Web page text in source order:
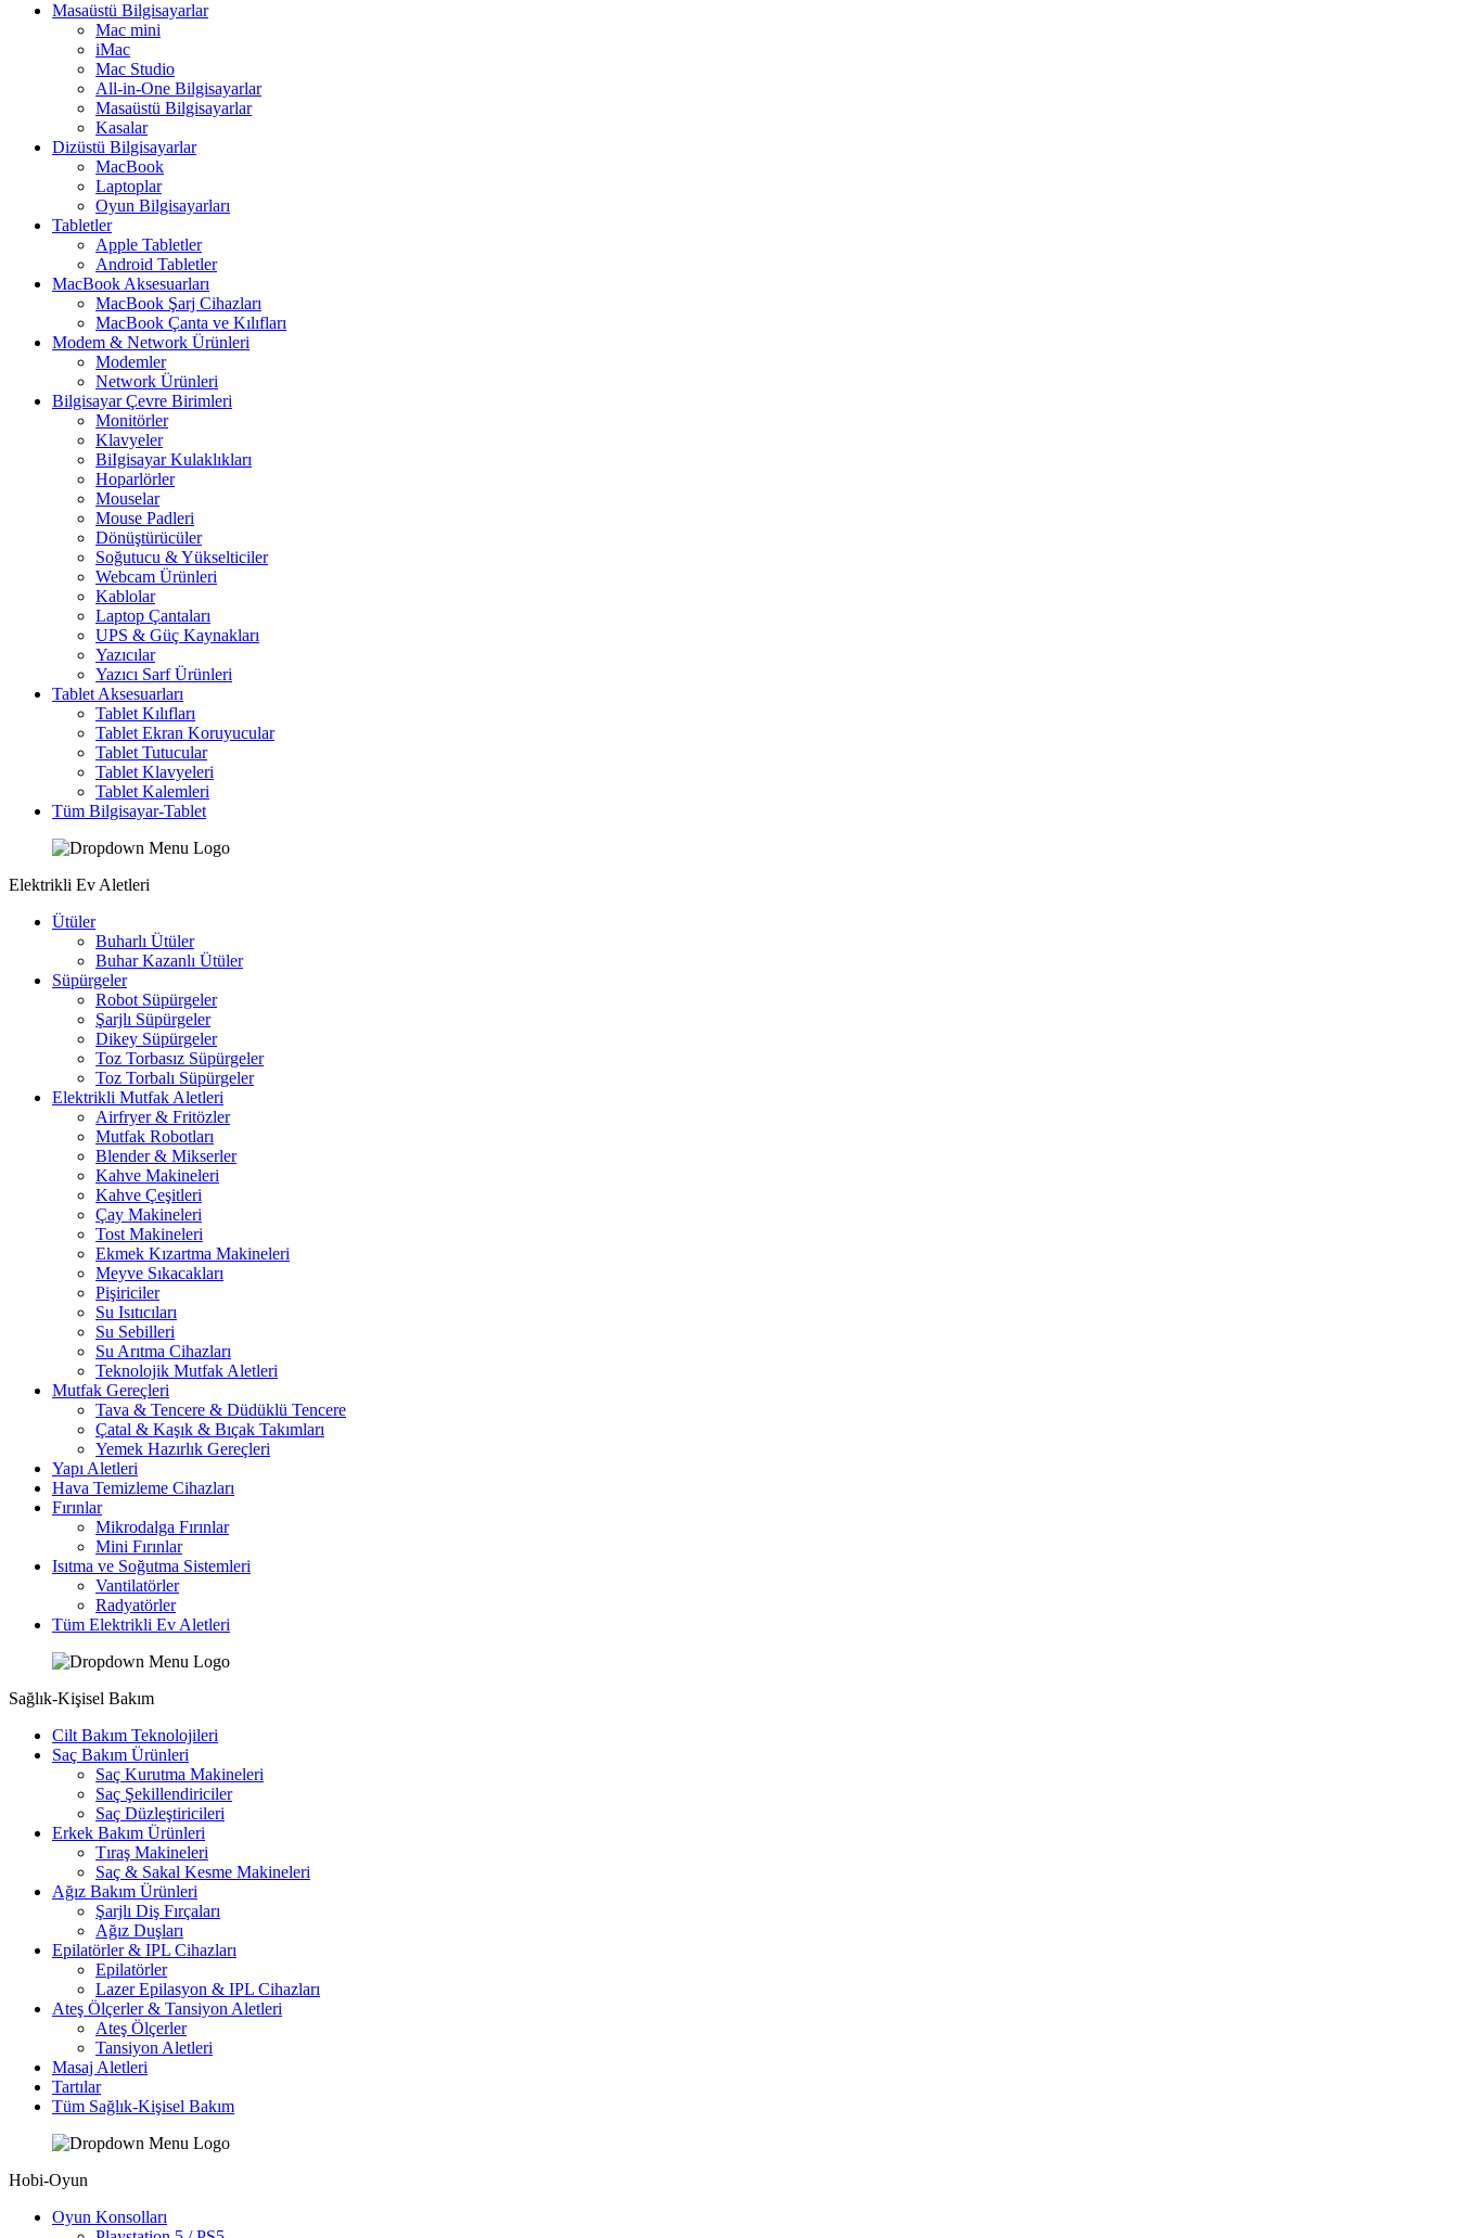
Masaüstü Bilgisayarlar
Mac mini
iMac
Mac Studio
All-in-One Bilgisayarlar
Masaüstü Bilgisayarlar
Kasalar
Dizüstü Bilgisayarlar
MacBook
Laptoplar
Oyun Bilgisayarları
Tabletler
Apple Tabletler
Android Tabletler
MacBook Aksesuarları
MacBook Şarj Cihazları
MacBook Çanta ve Kılıfları
Modem & Network Ürünleri
Modemler
Network Ürünleri
Bilgisayar Çevre Birimleri
Monitörler
Klavyeler
BiIgisayar Kulaklıkları
Hoparlörler
Mouselar
Mouse Padleri
Dönüştürücüler
Soğutucu & Yükselticiler
Webcam Ürünleri
Kablolar
Laptop Çantaları
UPS & Güç Kaynakları
Yazıcılar
Yazıcı Sarf Ürünleri
Tablet Aksesuarları
Tablet Kılıfları
Tablet Ekran Koruyucular
Tablet Tutucular
Tablet Klavyeleri
Tablet Kalemleri
Tüm Bilgisayar-Tablet
Elektrikli Ev Aletleri
Ütüler
Buharlı Ütüler
Buhar Kazanlı Ütüler
Süpürgeler
Robot Süpürgeler
Şarjlı Süpürgeler
Dikey Süpürgeler
Toz Torbasız Süpürgeler
Toz Torbalı Süpürgeler
Elektrikli Mutfak Aletleri
Airfryer & Fritözler
Mutfak Robotları
Blender & Mikserler
Kahve Makineleri
Kahve Çeşitleri
Çay Makineleri
Tost Makineleri
Ekmek Kızartma Makineleri
Meyve Sıkacakları
Pişiriciler
Su Isıtıcıları
Su Sebilleri
Su Arıtma Cihazları
Teknolojik Mutfak Aletleri
Mutfak Gereçleri
Tava & Tencere & Düdüklü Tencere
Çatal & Kaşık & Bıçak Takımları
Yemek Hazırlık Gereçleri
Yapı Aletleri
Hava Temizleme Cihazları
Fırınlar
Mikrodalga Fırınlar
Mini Fırınlar
Isıtma ve Soğutma Sistemleri
Vantilatörler
Radyatörler
Tüm Elektrikli Ev Aletleri
Sağlık-Kişisel Bakım
Cilt Bakım Teknolojileri
Saç Bakım Ürünleri
Saç Kurutma Makineleri
Saç Şekillendiriciler
Saç Düzleştiricileri
Erkek Bakım Ürünleri
Tıraş Makineleri
Saç & Sakal Kesme Makineleri
Ağız Bakım Ürünleri
Şarjlı Diş Fırçaları
Ağız Duşları
Epilatörler & IPL Cihazları
Epilatörler
Lazer Epilasyon & IPL Cihazları
Ateş Ölçerler & Tansiyon Aletleri
Ateş Ölçerler
Tansiyon Aletleri
Masaj Aletleri
Tartılar
Tüm Sağlık-Kişisel Bakım
Hobi-Oyun
Oyun Konsolları